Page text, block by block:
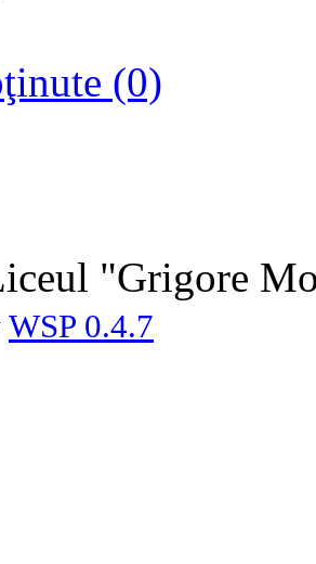
(0)
"Grigore
WSP 0.4.7